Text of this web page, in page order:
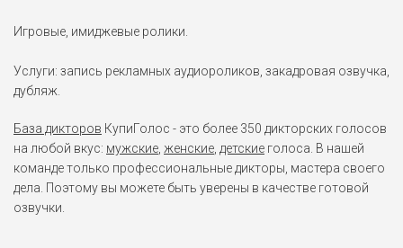
Игровые, имиджевые ролики.
Услуги: запись рекламных аудиороликов, закадровая озвучка,
дубляж.
База дикторов КупиГолос - это более 350 дикторских голосов
на любой вкус: мужские женские детские голоса. В нашей
команде только профессиональные дикторы, мастера своего
дела. Поэтому вы можете быть уверены в качестве готовой
озвучки.